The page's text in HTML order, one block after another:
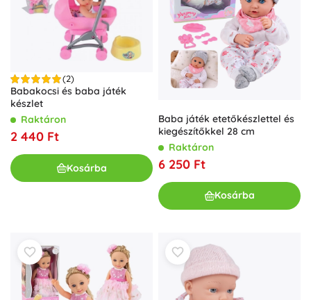
(2)
Babakocsi és baba játék
készlet
Raktáron
2 440 Ft
Kosárba
Baba játék etetőkészlettel és
kiegészítőkkel 28 cm
Raktáron
6 250 Ft
Kosárba